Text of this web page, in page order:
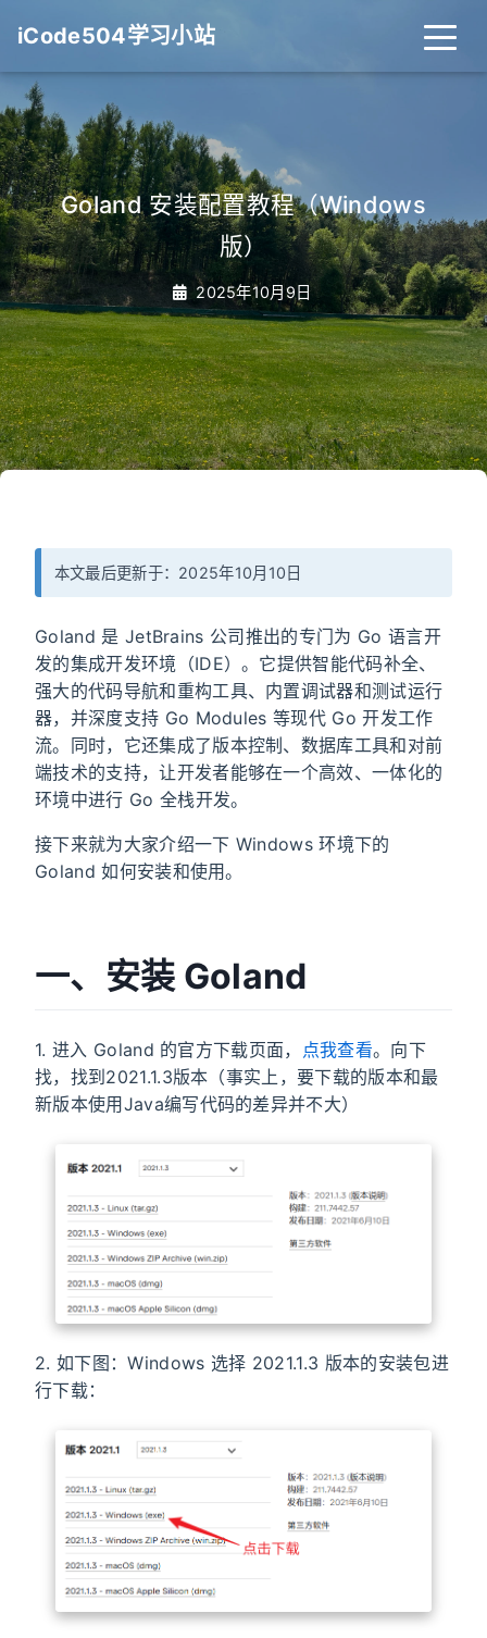
iCode504学习小站
Goland 安装配置教程（Windows
版）
2025年10月9日
本文最后更新于：2025年10月10日
Goland 是 JetBrains 公司推出的专门为 Go 语言开
发的集成开发环境（IDE）。它提供智能代码补全、
强大的代码导航和重构工具、内置调试器和测试运行
器，并深度支持 Go Modules 等现代 Go 开发工作
流。同时，它还集成了版本控制、数据库工具和对前
端技术的支持，让开发者能够在一个高效、一体化的
环境中进行 Go 全栈开发。
接下来就为大家介绍一下 Windows 环境下的
Goland 如何安装和使用。
一、安装 Goland
1. 进入 Goland 的官方下载页面， 点我查看。向下
找，找到2021.1.3版本（事实上，要下载的版本和最
新版本使用Java编写代码的差异并不大）
2. 如下图：Windows 选择 2021.1.3 版本的安装包进
行下载：